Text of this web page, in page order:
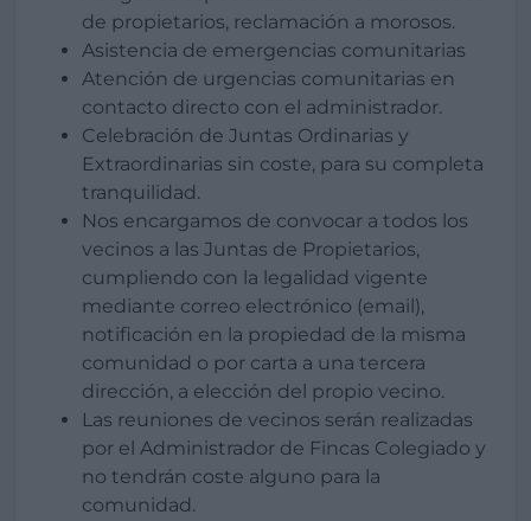
de propietarios, reclamación a morosos.
Asistencia de emergencias comunitarias
Atención de urgencias comunitarias en
contacto directo con el administrador.
Celebración de Juntas Ordinarias y
Extraordinarias sin coste, para su completa
tranquilidad.
Nos encargamos de convocar a todos los
vecinos a las Juntas de Propietarios,
cumpliendo con la legalidad vigente
mediante correo electrónico (email),
notificación en la propiedad de la misma
comunidad o por carta a una tercera
dirección, a elección del propio vecino.
Las reuniones de vecinos serán realizadas
por el Administrador de Fincas Colegiado y
no tendrán coste alguno para la
comunidad.